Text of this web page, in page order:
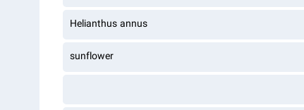
Helianthus annus
sunflower